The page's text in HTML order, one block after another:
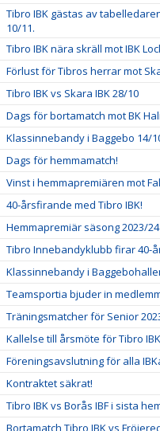
Tibro IBK gästas av
10/11.
Tibro IBK nära skräll mot IBK
Förlust för Tibros herrar mot
Tibro IBK vs Skara IBK 28/10
Dags för bortamatch mot BK
Klassinnebandy i Baggebo 14/
Dags för hemmamatch!
Vinst i hemmapremiären mot
40-årsfirande med Tibro IBK!
Hemmapremiär säsong 2023/
Tibro Innebandyklubb firar 40-
Klassinnebandy i
Teamsportia bjuder in
Träningsmatcher för Senior
Kallelse till årsmöte för Tibro
Föreningsavslutning för alla
Kontraktet säkrat!
Tibro IBK vs Borås IBF i sista
Bortamatch Tibro IBK vs